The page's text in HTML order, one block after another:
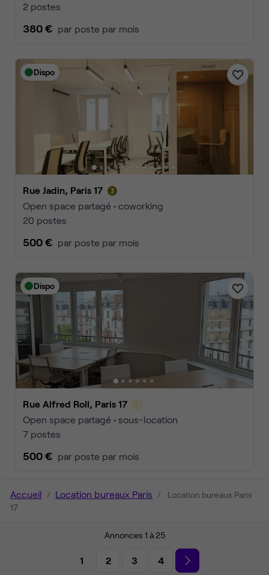
2 postes
380 € par poste par mois
Dispo
Rue Jadin, Paris 17
Open space partagé • coworking
20 postes
500 € par poste par mois
Dispo
Rue Alfred Roll, Paris 17
Open space partagé • sous-location
7 postes
500 € par poste par mois
Accueil Location bureaux Paris
Location bureaux Paris
17
Annonces 1 à 25
1 2 3 4